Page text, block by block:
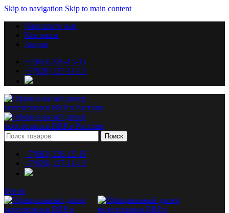
Skip to navigation Skip to main content
Напишите нам
Контакты
Акции
+7(863) 226-15-15
+7(928) 127-11-13
Поиск
+7(863) 226-15-15
+7(928) 127-11-13
Меню